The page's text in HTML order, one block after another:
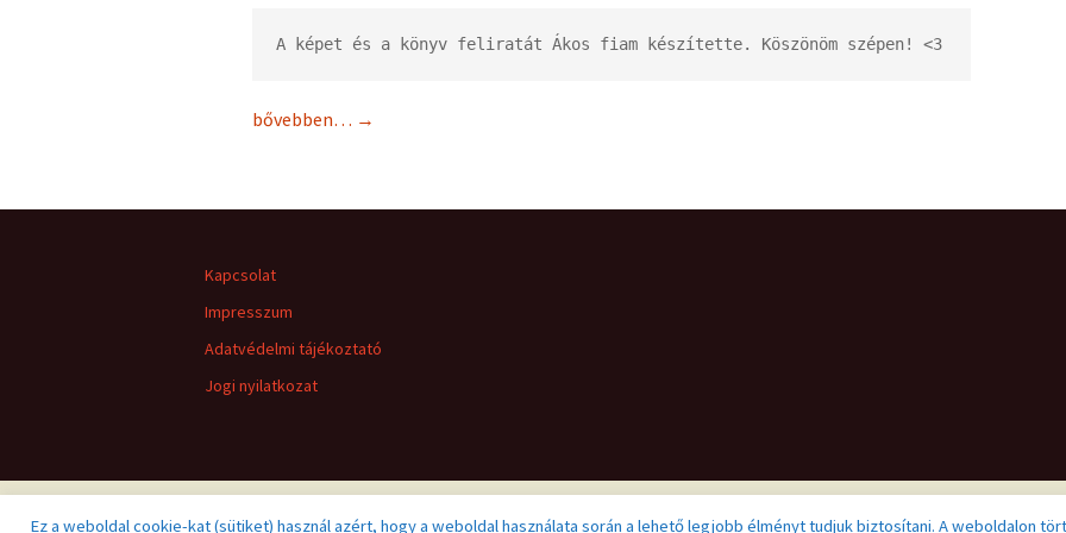
A képet és a könyv feliratát Ákos fiam készítette. Köszönöm szépen! <3
bővebben… →
Kapcsolat
Impresszum
Adatvédelmi tájékoztató
Jogi nyilatkozat
Adatvédelmi tájékoztató Büszke üzemeltető: WordPress
Ez a weboldal cookie-kat (sütiket) használ azért, hogy a weboldal használata során a lehető legjobb élményt tudjuk biztosítani. A weboldalon